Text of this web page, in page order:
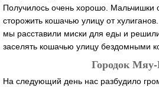
Получилось очень хорошо. Мальчишки
сторожить кошачью улицу от
мы расставили миски для еды и
заселять кошачью улицу бездомными
Городок Мяу-
На следующий день нас разбудило